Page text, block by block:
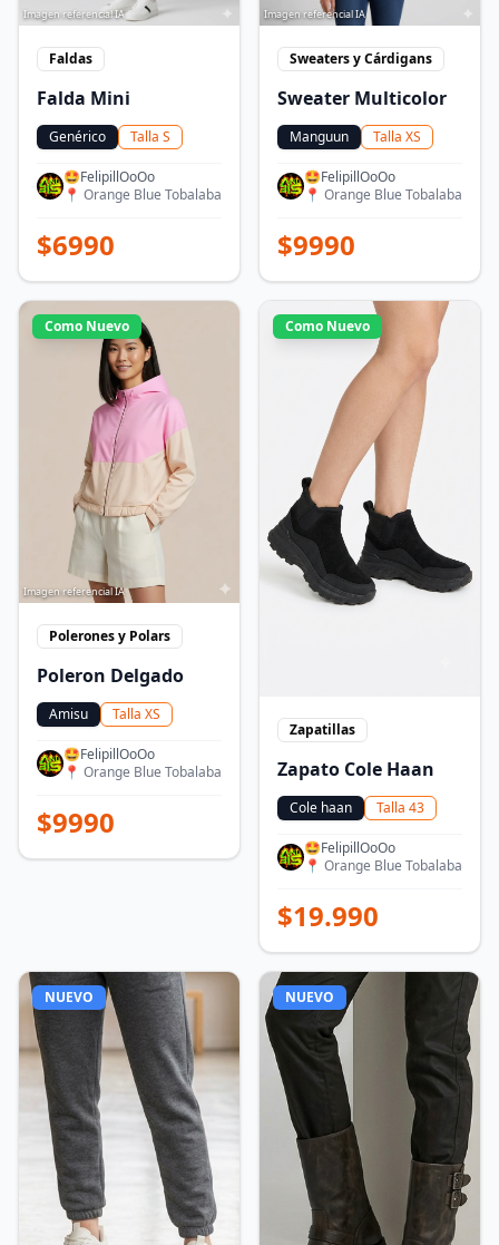
Imagen referencial IA
Faldas
Falda Mini
Genérico Talla S
🤩FelipillOoOo
📍 Orange Blue Tobalaba
$6990
Imagen referencial IA
Sweaters y Cárdigans
Sweater Multicolor
Manguun Talla XS
🤩FelipillOoOo
📍 Orange Blue Tobalaba
$9990
Imagen referencial IA
Como Nuevo
Polerones y Polars
Poleron Delgado
Amisu Talla XS
🤩FelipillOoOo
📍 Orange Blue Tobalaba
$9990
Como Nuevo
Zapatillas
Zapato Cole Haan
Cole haan Talla 43
🤩FelipillOoOo
📍 Orange Blue Tobalaba
$19.990
NUEVO NUEVO